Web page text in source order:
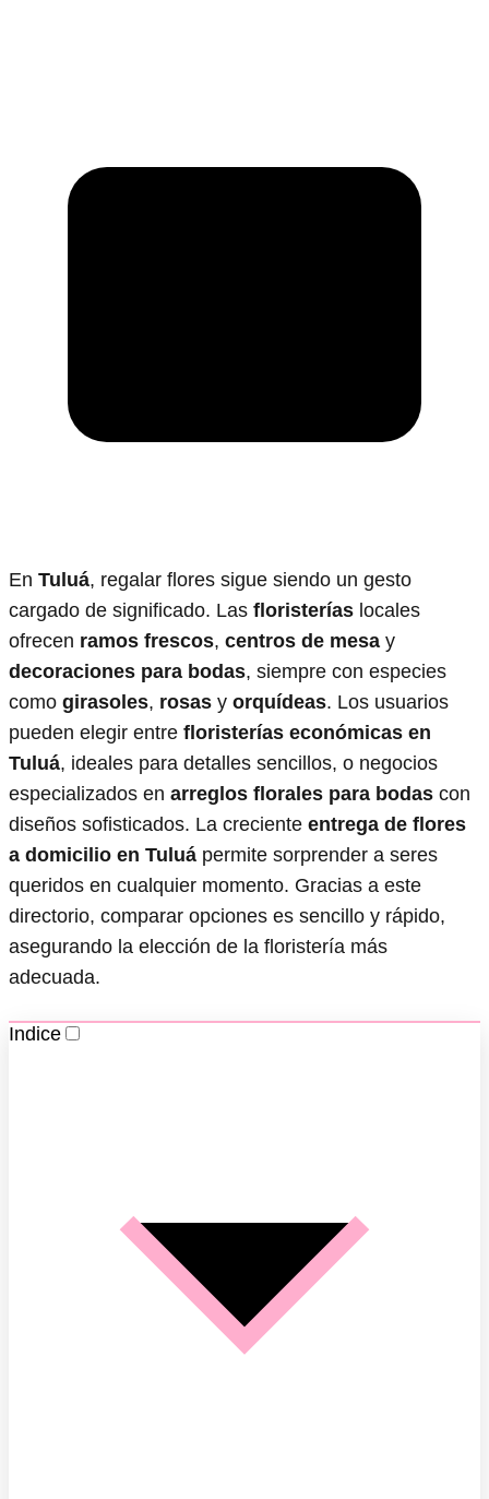
En Tuluá, regalar flores sigue siendo un gesto
cargado de significado. Las floristerías locales
ofrecen ramos frescos, centros de mesa y
decoraciones para bodas, siempre con especies
como girasoles, rosas y orquídeas. Los usuarios
pueden elegir entre floristerías económicas en
Tuluá, ideales para detalles sencillos, o negocios
especializados en arreglos florales para bodas con
diseños sofisticados. La creciente entrega de flores
a domicilio en Tuluá permite sorprender a seres
queridos en cualquier momento. Gracias a este
directorio, comparar opciones es sencillo y rápido,
asegurando la elección de la floristería más
adecuada.
Indice